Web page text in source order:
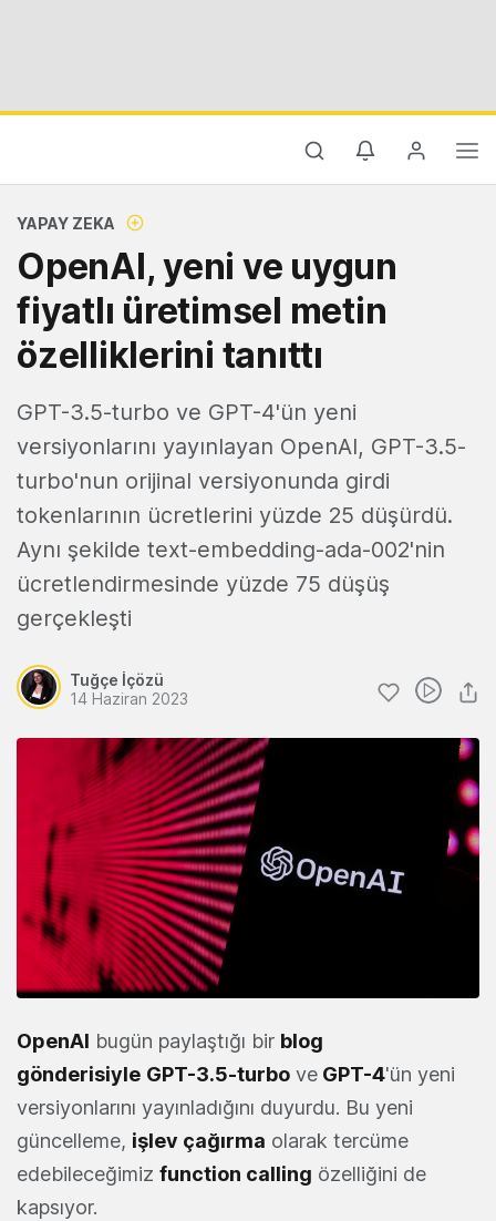
YAPAY ZEKA
OpenAI, yeni ve uygun
fiyatlı üretimsel metin
özelliklerini tanıttı
GPT-3.5-turbo ve GPT-4'ün yeni
versiyonlarını yayınlayan OpenAI, GPT-3.5-
turbo'nun orijinal versiyonunda girdi
tokenlarının ücretlerini yüzde 25 düşürdü.
Aynı şekilde text-embedding-ada-002'nin
ücretlendirmesinde yüzde 75 düşüş
gerçekleşti
Tuğçe İçözü
14 Haziran 2023
OpenAI bugün paylaştığı bir blog
gönderisiyle GPT-3.5-turbo ve GPT-4'ün yeni
versiyonlarını yayınladığını duyurdu. Bu yeni
güncelleme, işlev çağırma olarak tercüme
edebileceğimiz function calling özelliğini de
kapsıyor.